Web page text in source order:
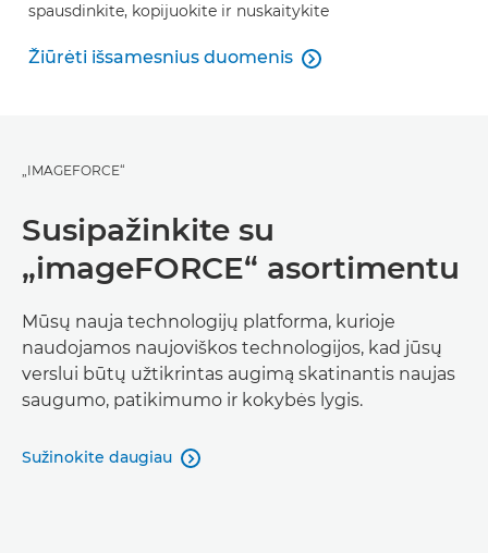
spausdinkite, kopijuokite ir nuskaitykite
Žiūrėti išsamesnius duomenis
Žiūrėti išsamesnius duomenis

„IMAGEFORCE“
Susipažinkite su
„imageFORCE“ asortimentu
Mūsų nauja technologijų platforma, kurioje
naudojamos naujoviškos technologijos, kad jūsų
verslui būtų užtikrintas augimą skatinantis naujas
saugumo, patikimumo ir kokybės lygis.
Sužinokite daugiau 